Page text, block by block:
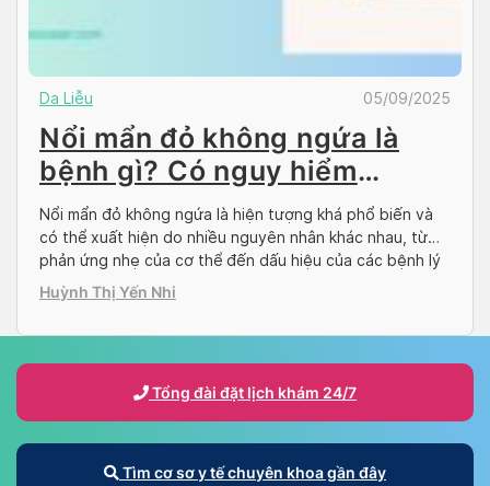
Da Liễu 05/09/2025
Nổi mẩn đỏ không ngứa là
bệnh gì? Có nguy hiểm
không?
Nổi mẩn đỏ không ngứa là hiện tượng khá phổ biến và
có thể xuất hiện do nhiều nguyên nhân khác nhau, từ
phản ứng nhẹ của cơ thể đến dấu hiệu của các bệnh lý
tiềm ẩn. Vậy nổi mẩn đỏ không ngứa là biểu hiện của
bệnh gì và liệu có nguy hiểm […]
Huỳnh Thị Yến Nhi
Tổng đài đặt lịch khám 24/7
Tìm cơ sơ y tế chuyên khoa gần đây